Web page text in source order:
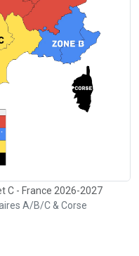
C - France 2026-2027
A/B/C & Corse